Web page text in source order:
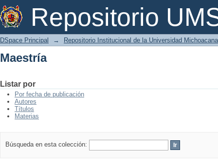
Repositorio
Maestría
DSpace Principal → Repositorio Institucional de la Universidad
Maestría
Listar por
Por fecha de publicación
Autores
Títulos
Materias
Búsqueda en esta colección: